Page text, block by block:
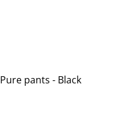
Pure pants - Black